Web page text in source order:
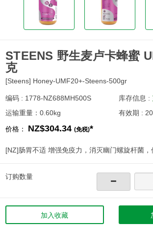
STEENS 野生麦卢卡蜂蜜
克
[Steens] Honey-UMF20+-Steens-500gr
编码 : 1778-NZ688MH500S 库存信息 :
运输重量：0.60kg
有效期 :
价格： NZ$304.34 (免税)*
[NZ]肠胃不适 增强免疫力，消灭幽门螺旋杆菌
订购数量
加入收藏